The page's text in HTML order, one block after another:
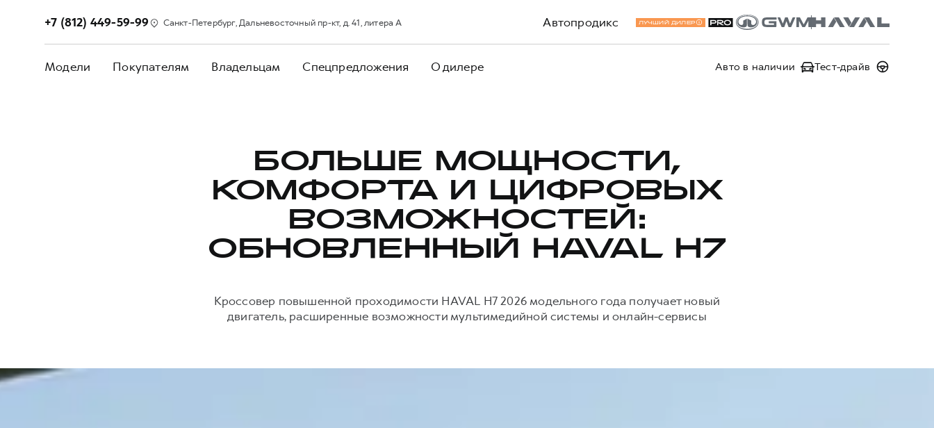
Автопродикс
+7 (812) 449-59-99 Санкт-Петербург, Дальневосточный пр-кт, д. 41, литера А ЛУЧШИЙ ДИЛЕР
Модели Покупателям Владельцам Спецпредложения О дилере Авто в наличии Тест-драйв
БОЛЬШЕ МОЩНОСТИ,
КОМФОРТА И ЦИФРОВЫХ
ВОЗМОЖНОСТЕЙ:
ОБНОВЛЕННЫЙ HAVAL H7
Кроссовер повышенной проходимости HAVAL H7 2026 модельного года получает новый
двигатель, расширенные возможности мультимедийной системы и онлайн-сервисы